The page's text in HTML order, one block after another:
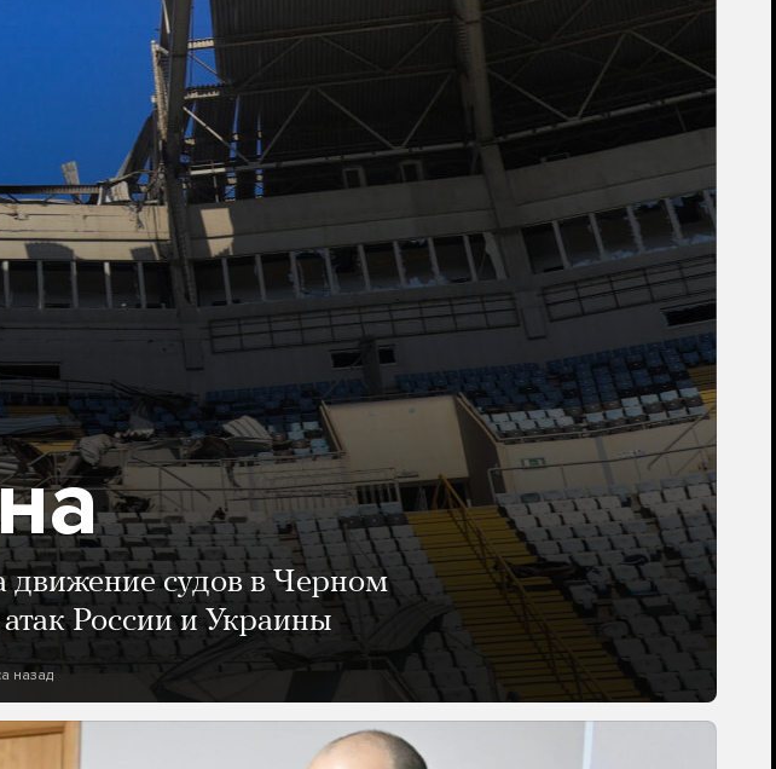
движение судов в Черном
России и Украины
назад